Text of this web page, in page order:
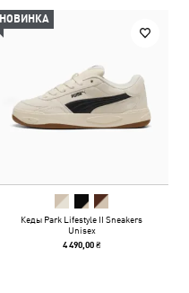
НОВИНКА
Кеды Park Lifestyle II Sneakers
Unisex
4 490,00 ₴